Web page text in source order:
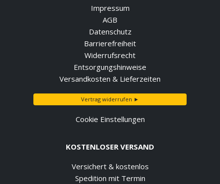
Impressum
AGB
Datenschutz
Barrierefreiheit
Widerrufsrecht
Entsorgungshinweise
Versandkosten & Lieferzeiten
Vertrag widerrufen ►
Cookie Einstellungen
KOSTENLOSER VERSAND
Versichert & kostenlos
Spedition mit Termin